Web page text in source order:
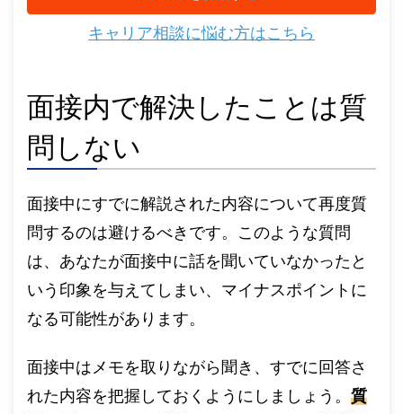
キャリア相談に悩む方はこちら
面接内で解決したことは質
問しない
面接中にすでに解説された内容について再度質
問するのは避けるべきです。このような質問
は、あなたが面接中に話を聞いていなかったと
いう印象を与えてしまい、マイナスポイントに
なる可能性があります。
面接中はメモを取りながら聞き、すでに回答さ
れた内容を把握しておくようにしましょう。 質